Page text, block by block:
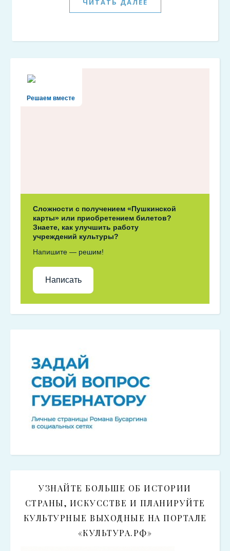
ЧИТАТЬ ДАЛЕЕ
Решаем вместе
Сложности с получением «Пушкинской
карты» или приобретением билетов?
Знаете, как улучшить работу
учреждений культуры?
Напишите — решим!
Написать
УЗНАЙТЕ БОЛЬШЕ ОБ ИСТОРИИ
СТРАНЫ, ИСКУССТВЕ И ПЛАНИРУЙТЕ
КУЛЬТУРНЫЕ ВЫХОДНЫЕ НА ПОРТАЛЕ
«КУЛЬТУРА.РФ»